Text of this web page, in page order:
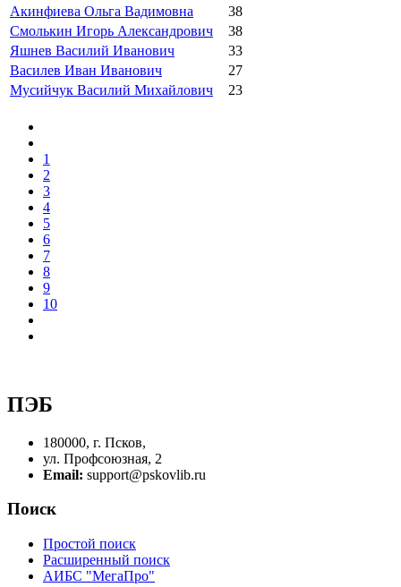
Акинфиева Ольга Вадимовна
38
Смолькин Игорь Александрович
38
Яшнев Василий Иванович
33
Василев Иван Иванович
27
Мусийчук Василий Михайлович
23
1
2
3
4
5
6
7
8
9
10
ПЭБ
180000, г. Псков,
ул. Профсоюзная, 2
Email: support@pskovlib.ru
Поиск
Простой поиск
Расширенный поиск
АИБС "МегаПро"